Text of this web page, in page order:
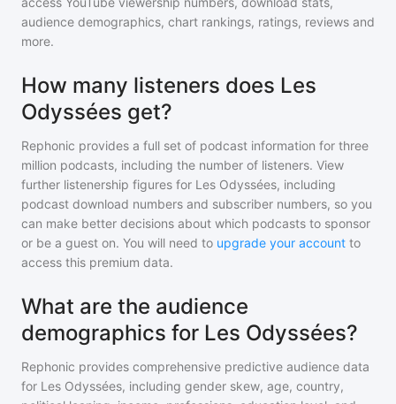
audience demographics, chart rankings, ratings, reviews and
more.
How many listeners does Les
Odyssées get?
Rephonic provides a full set of podcast information for three
million podcasts, including the number of listeners. View
further listenership figures for Les Odyssées, including
podcast download numbers and subscriber numbers, so you
can make better decisions about which podcasts to sponsor
or be a guest on. You will need to upgrade your account to
access this premium data.
What are the audience
demographics for Les Odyssées?
Rephonic provides comprehensive predictive audience data
for Les Odyssées, including gender skew, age, country,